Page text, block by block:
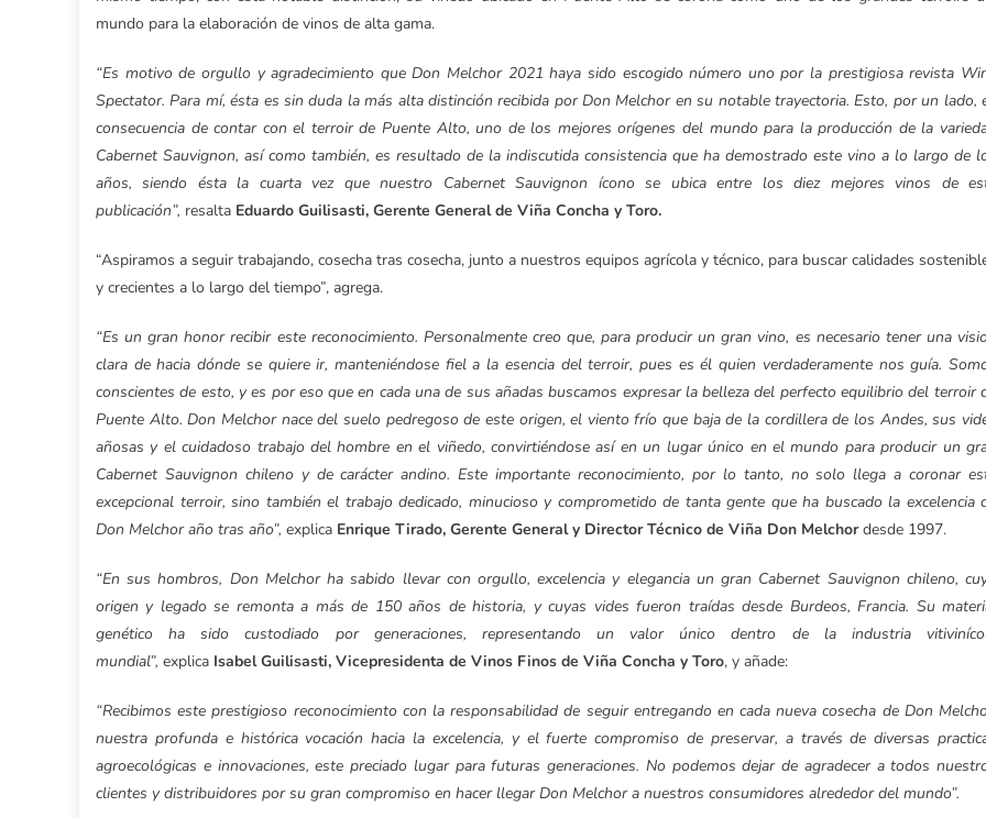
mundo para la elaboración de vinos de alta gama.
“Es motivo de orgullo y agradecimiento que Don Melchor 2021 haya sido escogido número uno por la prestigiosa revista
Spectator. Para mí, ésta es sin duda la más alta distinción recibida por Don Melchor en su notable trayectoria. Esto, por un lado,
consecuencia de contar con el terroir de Puente Alto, uno de los mejores orígenes del mundo para la producción de la
Cabernet Sauvignon, así como también, es resultado de la indiscutida consistencia que ha demostrado este vino a lo largo de
años, siendo ésta la cuarta vez que nuestro Cabernet Sauvignon ícono se ubica entre los diez mejores vinos de
publicación”, resalta Eduardo Guilisasti, Gerente General de Viña Concha y Toro.
“Aspiramos a seguir trabajando, cosecha tras cosecha, junto a nuestros equipos agrícola y técnico, para buscar calidades
y crecientes a lo largo del tiempo”, agrega.
“Es un gran honor recibir este reconocimiento. Personalmente creo que, para producir un gran vino, es necesario tener una
clara de hacia dónde se quiere ir, manteniéndose fiel a la esencia del terroir, pues es él quien verdaderamente nos guía.
conscientes de esto, y es por eso que en cada una de sus añadas buscamos expresar la belleza del perfecto equilibrio del terroir
Puente Alto. Don Melchor nace del suelo pedregoso de este origen, el viento frío que baja de la cordillera de los Andes, sus
añosas y el cuidadoso trabajo del hombre en el viñedo, convirtiéndose así en un lugar único en el mundo para producir un
Cabernet Sauvignon chileno y de carácter andino. Este importante reconocimiento, por lo tanto, no solo llega a coronar
excepcional terroir, sino también el trabajo dedicado, minucioso y comprometido de tanta gente que ha buscado la excelencia
Don Melchor año tras año”, explica Enrique Tirado, Gerente General y Director Técnico de Viña Don Melchordesde 1997.
“En sus hombros, Don Melchor ha sabido llevar con orgullo, excelencia y elegancia un gran Cabernet Sauvignon chileno,
origen y legado se remonta a más de 150 años de historia, y cuyas vides fueron traídas desde Burdeos, Francia. Su
genético ha sido custodiado por generaciones, representando un valor único dentro de la industria
mundial”, explica Isabel Guilisasti, Vicepresidenta de Vinos Finos de Viña Concha y Toro, y añade:
“Recibimos este prestigioso reconocimiento con la responsabilidad de seguir entregando en cada nueva cosecha de Don
nuestra profunda e histórica vocación hacia la excelencia, y el fuerte compromiso de preservar, a través de diversas
agroecológicas e innovaciones, este preciado lugar para futuras generaciones. No podemos dejar de agradecer a todos
clientes y distribuidores por su gran compromiso en hacer llegar Don Melchor a nuestros consumidores alrededor del mundo”.